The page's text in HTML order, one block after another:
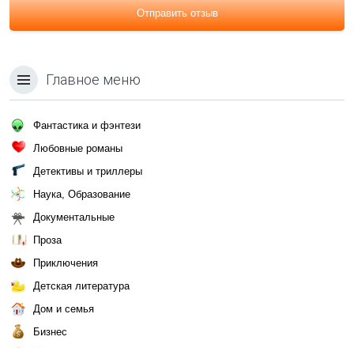
Отправить отзыв
Главное меню
Фантастика и фэнтези
Любовные романы
Детективы и триллеры
Наука, Образование
Документальные
Проза
Приключения
Детская литература
Дом и семья
Бизнес